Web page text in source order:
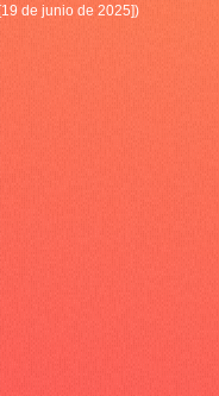
de junio de 2025])